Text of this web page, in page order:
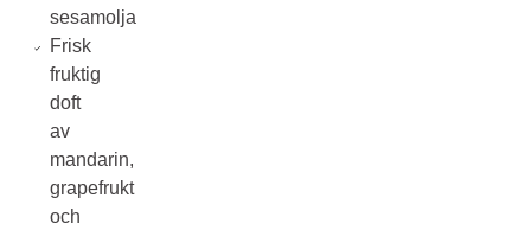
sesamolja
Frisk
fruktig
doft
av
mandarin,
grapefrukt
och